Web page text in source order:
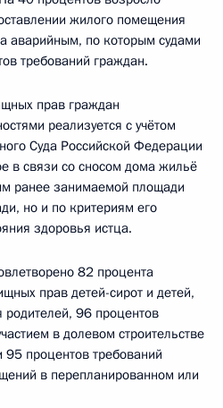
жилого помещения
аварийным, по которым судами
требований граждан.
прав граждан
реализуется с учётом
Суда Российской Федерации
в связи со сносом дома жильё
ранее занимаемой площади
но и по критериям его
здоровья истца.
82 процента
прав детей-сирот и детей,
родителей, 96 процентов
в долевом строительстве
процентов требований
в перепланированном или